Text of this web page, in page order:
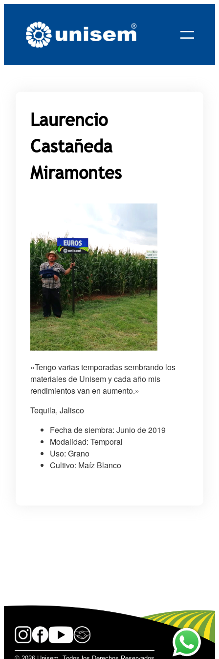
contenido
Laurencio
Castañeda
Miramontes
«Tengo varias temporadas sembrando los
materiales de Unisem y cada año mis
rendimientos van en aumento.»
Tequila, Jalisco
Fecha de siembra: Junio de 2019
Modalidad: Temporal
Uso: Grano
Cultivo: Maíz Blanco